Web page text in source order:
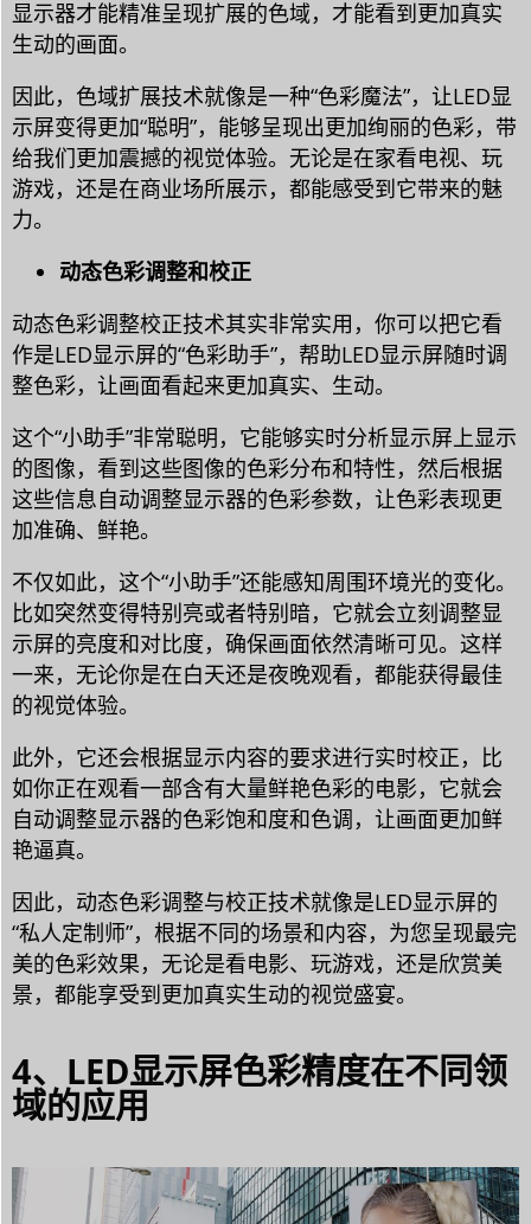
显示器才能精准呈现扩展的色域，才能看到更加真实
生动的画面。
因此，色域扩展技术就像是一种“色彩魔法”，让LED显
示屏变得更加“聪明”，能够呈现出更加绚丽的色彩，带
给我们更加震撼的视觉体验。无论是在家看电视、玩
游戏，还是在商业场所展示，都能感受到它带来的魅
力。
动态色彩调整和校正
动态色彩调整校正技术其实非常实用，你可以把它看
作是LED显示屏的“色彩助手”，帮助LED显示屏随时调
整色彩，让画面看起来更加真实、生动。
这个“小助手”非常聪明，它能够实时分析显示屏上显示
的图像，看到这些图像的色彩分布和特性，然后根据
这些信息自动调整显示器的色彩参数，让色彩表现更
加准确、鲜艳。
不仅如此，这个“小助手”还能感知周围环境光的变化。
比如突然变得特别亮或者特别暗，它就会立刻调整显
示屏的亮度和对比度，确保画面依然清晰可见。这样
一来，无论你是在白天还是夜晚观看，都能获得最佳
的视觉体验。
此外，它还会根据显示内容的要求进行实时校正，比
如你正在观看一部含有大量鲜艳色彩的电影，它就会
自动调整显示器的色彩饱和度和色调，让画面更加鲜
艳逼真。
因此，动态色彩调整与校正技术就像是LED显示屏的
“私人定制师”，根据不同的场景和内容，为您呈现最完
美的色彩效果，无论是看电影、玩游戏，还是欣赏美
景，都能享受到更加真实生动的视觉盛宴。
4、LED显示屏色彩精度在不同领
域的应用